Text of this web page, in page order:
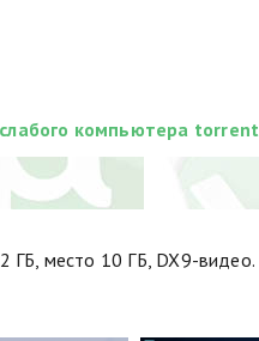
компьютера torrent
ГБ, место 10 ГБ, DX9-видео.